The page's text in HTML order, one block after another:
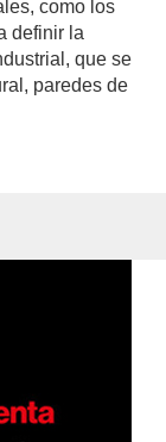
como los
definir la
que se
paredes de
author/conchi-